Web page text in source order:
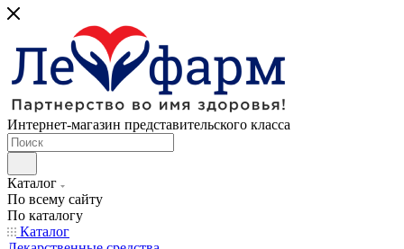
Интернет-магазин представительского класса
Каталог
По всему сайту
По каталогу
Каталог